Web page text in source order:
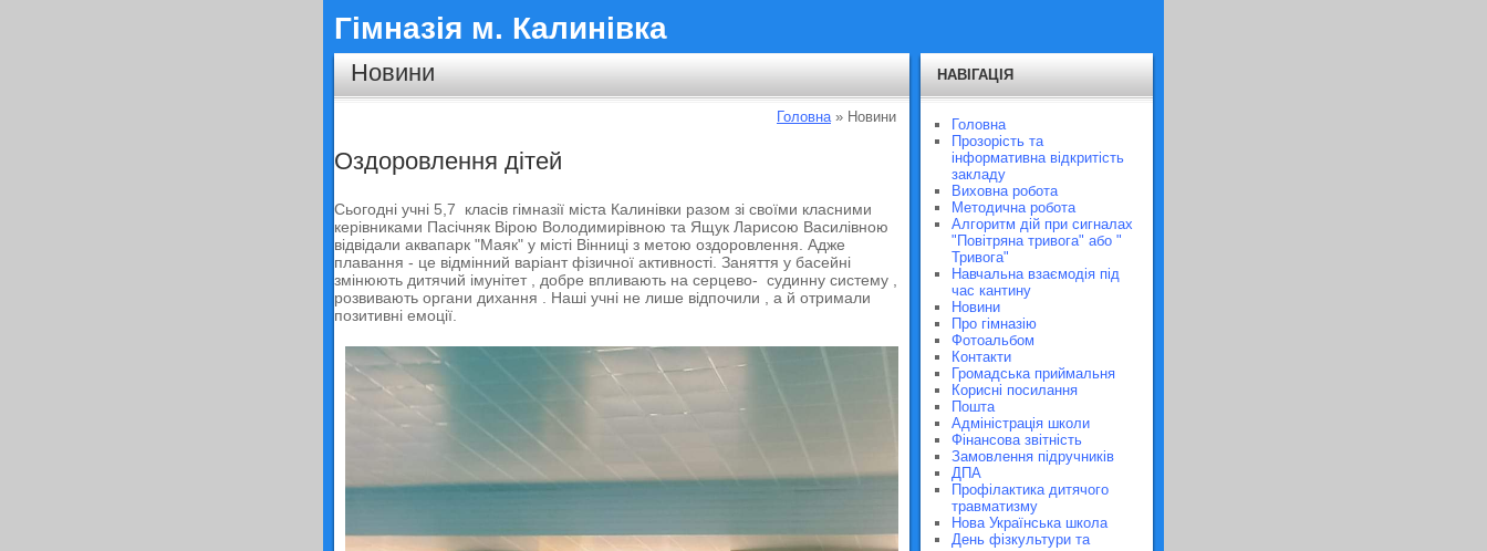
Гімназія м. Калинівка
Новини
Головна» Новини
Оздоровлення дітей
Сьогодні учні 5,7 класів гімназії міста Калинівки разом зі своїми класними
керівниками Пасічняк Вірою Володимирівною та Ящук Ларисою Василівною
відвідали аквапарк "Маяк" у місті Вінниці з метою оздоровлення. Адже
плавання - це відмінний варіант фізичної активності. Заняття у басейні
змінюють дитячий імунітет , добре впливають на серцево- судинну систему ,
розвивають органи дихання . Наші учні не лише відпочили , а й отримали
позитивні емоції.
НАВІГАЦІЯ
Головна
Прозорість та
інформативна відкритість
закладу
Виховна робота
Методична робота
Алгоритм дій при сигналах
"Повітряна тривога" або "
Тривога"
Навчальна взаємодія під
час кантину
Новини
Про гімназію
Фотоальбом
Контакти
Громадська приймальня
Корисні посилання
Пошта
Адміністрація школи
Фінансова звітність
Замовлення підручників
ДПА
Профілактика дитячого
травматизму
Нова Українська школа
День фізкультури та